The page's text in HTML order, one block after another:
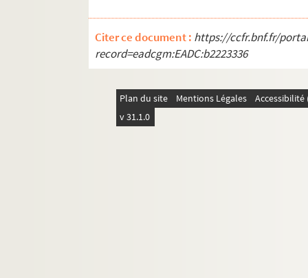
Ms C 889. Société viroise d'émulation :
Ms C 890. Historique de la commune de
Ms C 891. L'ermitage de Notre-Dame-des-
Ms C 892. L'ermitage de Notre-Dame-des-
Citer ce document : https://ccfr.bnf.fr/
record=eadcgm:EADC:b2223336
Plan du site Mentions Légales
v 31.1.0